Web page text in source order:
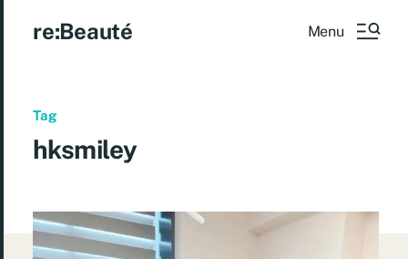
re:Beauté Menu
Tag
hksmiley